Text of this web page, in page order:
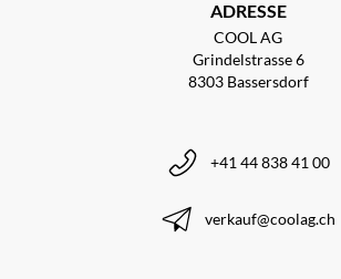
ADRESSE
COOL AG
Grindelstrasse 6
8303 Bassersdorf
+41 44 838 41 00
verkauf@coolag.ch